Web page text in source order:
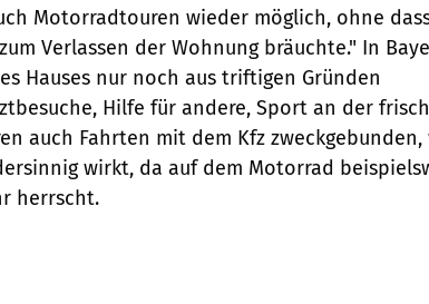
Motorradtouren wieder möglich, ohne
Verlassen der Wohnung bräuchte." In
Hauses nur noch aus triftigen Gründen
Hilfe für andere, Sport an der
auch Fahrten mit dem Kfz zweckgebunden,
wirkt, da auf dem Motorrad
herrscht.